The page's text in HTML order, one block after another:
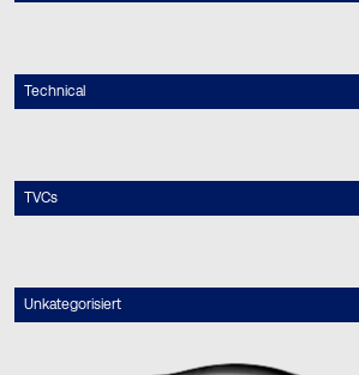
Technical
TVCs
Unkategorisiert